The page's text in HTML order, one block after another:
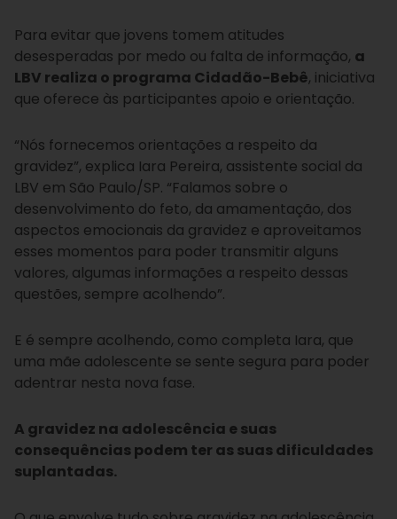
Para evitar que jovens tomem atitudes
desesperadas por medo ou falta de informação, a
LBV realiza o programa Cidadão-Bebê, iniciativa
que oferece às participantes apoio e orientação.
“Nós fornecemos orientações a respeito da
gravidez”, explica Iara Pereira, assistente social da
LBV em São Paulo/SP. “Falamos sobre o
desenvolvimento do feto, da amamentação, dos
aspectos emocionais da gravidez e aproveitamos
esses momentos para poder transmitir alguns
valores, algumas informações a respeito dessas
questões, sempre acolhendo”.
E é sempre acolhendo, como completa Iara, que
uma mãe adolescente se sente segura para poder
adentrar nesta nova fase.
A gravidez na adolescência e suas
consequências podem ter as suas dificuldades
suplantadas.